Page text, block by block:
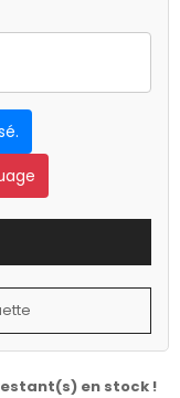
en stock !